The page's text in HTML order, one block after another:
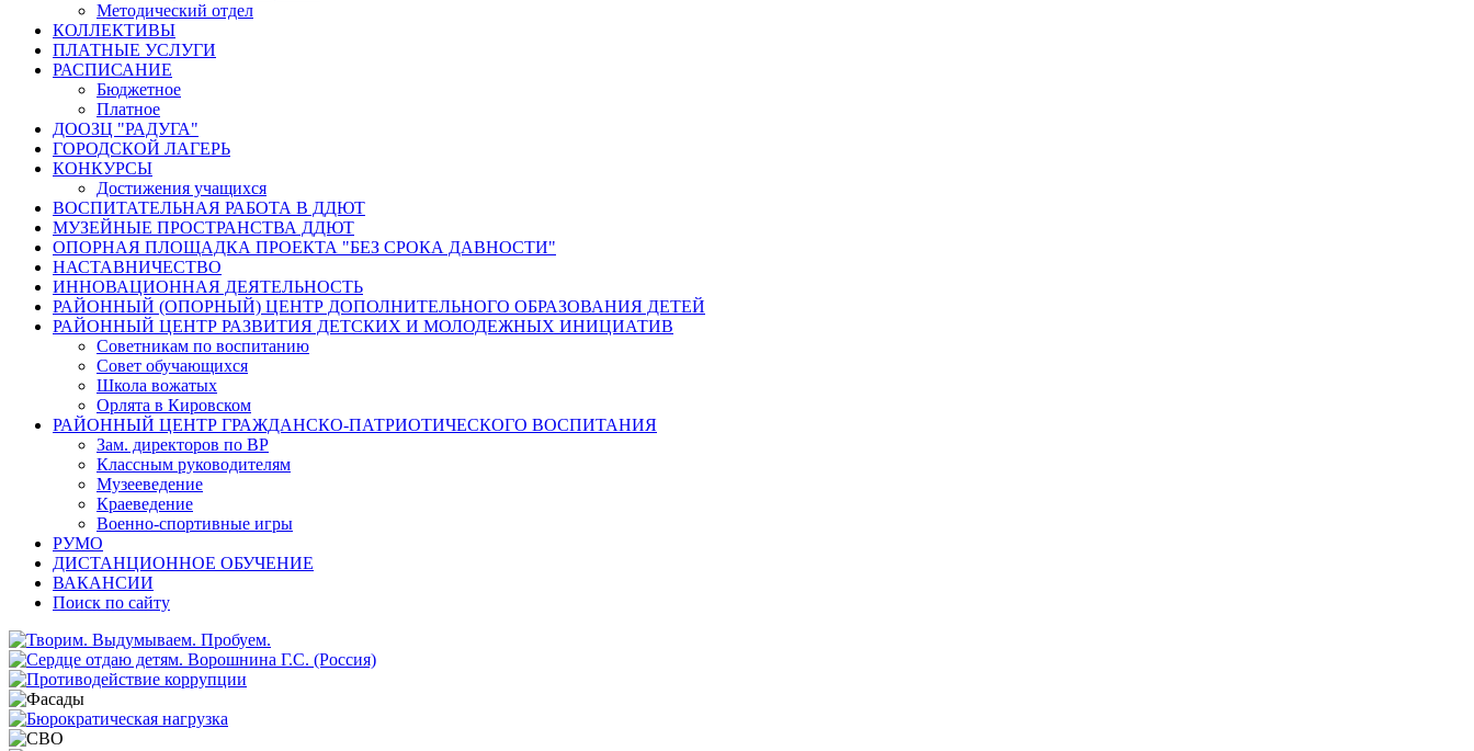
Методический отдел
КОЛЛЕКТИВЫ
ПЛАТНЫЕ УСЛУГИ
РАСПИСАНИЕ
Бюджетное
Платное
ДООЗЦ "РАДУГА"
ГОРОДСКОЙ ЛАГЕРЬ
КОНКУРСЫ
Достижения учащихся
ВОСПИТАТЕЛЬНАЯ РАБОТА В ДДЮТ
МУЗЕЙНЫЕ ПРОСТРАНСТВА ДДЮТ
ОПОРНАЯ ПЛОЩАДКА ПРОЕКТА "БЕЗ СРОКА ДАВНОСТИ"
НАСТАВНИЧЕСТВО
ИННОВАЦИОННАЯ ДЕЯТЕЛЬНОСТЬ
РАЙОННЫЙ (ОПОРНЫЙ) ЦЕНТР ДОПОЛНИТЕЛЬНОГО ОБРАЗОВАНИЯ ДЕТЕЙ
РАЙОННЫЙ ЦЕНТР РАЗВИТИЯ ДЕТСКИХ И МОЛОДЕЖНЫХ ИНИЦИАТИВ
Советникам по воспитанию
Совет обучающихся
Школа вожатых
Орлята в Кировском
РАЙОННЫЙ ЦЕНТР ГРАЖДАНСКО-ПАТРИОТИЧЕСКОГО ВОСПИТАНИЯ
Зам. директоров по ВР
Классным руководителям
Музееведение
Краеведение
Военно-спортивные игры
РУМО
ДИСТАНЦИОННОЕ ОБУЧЕНИЕ
ВАКАНСИИ
Поиск по сайту